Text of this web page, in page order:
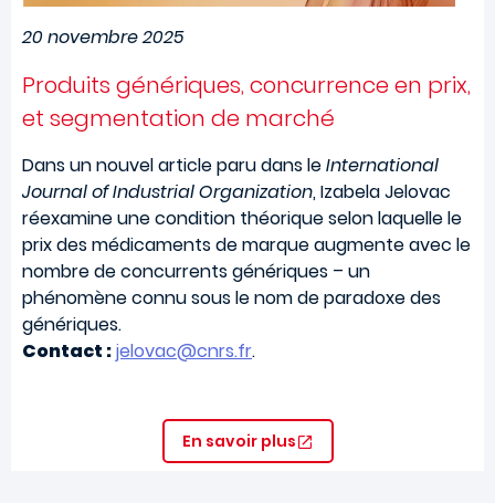
20 novembre 2025
Produits génériques, concurrence en prix,
et segmentation de marché
Dans un nouvel article paru dans leInternational
Journal of Industrial Organization, Izabela Jelovac
réexamine une condition théorique selon laquelle le
prix des médicaments de marque augmente avec le
nombre de concurrents génériques – un
phénomène connu sous le nom de paradoxe des
génériques.
Contact :jelovac@cnrs.fr.
En savoir plus